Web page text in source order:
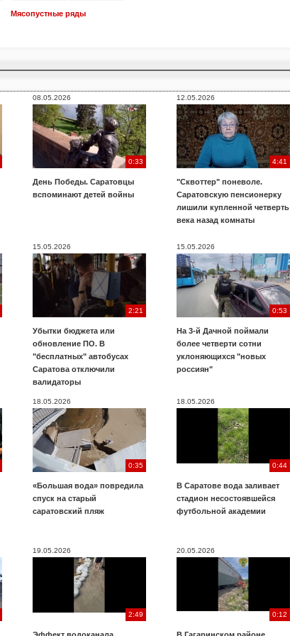
Мясопустные ряды
08.05.2026
0:33
День Победы. Саратовцы
вспоминают детей войны
12.05.2026
4:41
"Сквоттер" поневоле.
Саратовскую пенсионерку
лишили купленной четверть
века назад комнаты
15.05.2026
2:21
Убытки бюджета или
обновление ПО. В
"бесплатных" автобусах
Саратова отключили
валидаторы
15.05.2026
0:53
На 3-й Дачной поймали
более четверти сотни
уклоняющихся "новых
россиян"
18.05.2026
0:35
«Большая вода» повредила
спуск на старый
саратовский пляж
18.05.2026
0:44
В Саратове вода заливает
стадион несостоявшейся
футбольной академии
19.05.2026
2:49
20.05.2026
0:12